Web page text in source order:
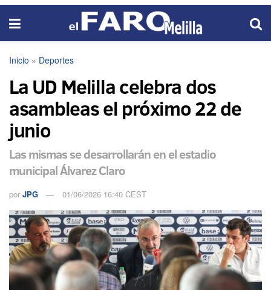
Inicio » Deportes
La UD Melilla celebra dos
asambleas el próximo 22 de
junio
Las mismas se desarrollarán en el estadio
municipal Álvarez Claro
por JPG 01/06/2026 16:40 CEST